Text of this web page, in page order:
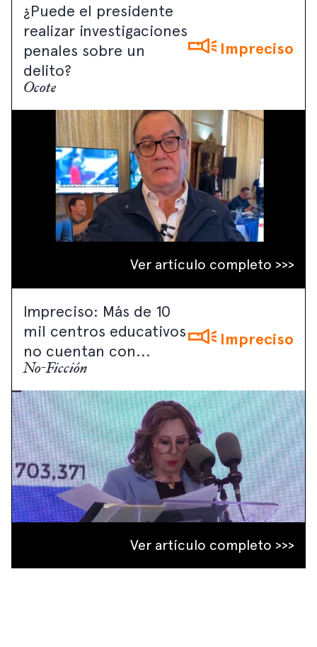
¿Puede el presidente
realizar investigaciones
penales sobre un
delito?
Ocote
Impreciso
Ver artículo completo >>>
Impreciso: Más de 10
mil centros educativos
no cuentan con...
No-Ficción
Impreciso
Ver artículo completo >>>